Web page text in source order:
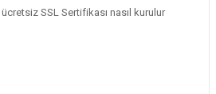
SSL Sertifikası nasıl kurulur